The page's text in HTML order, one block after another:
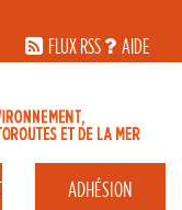
FLUX RSS
AIDE
ADHÉSION